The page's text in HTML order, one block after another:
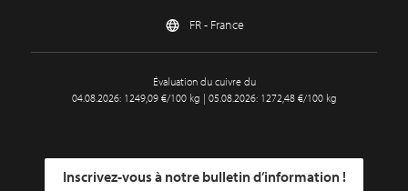
FR - France
Évaluation du cuivre du
04.08.2026: 1249,09 €/100 kg | 05.08.2026: 1272,48 €/100 kg
Inscrivez-vous à notre bulletin d’information !